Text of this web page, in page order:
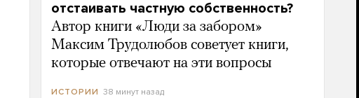
отстаивать частную собственность?
Автор книги «Люди за забором»
Максим Трудолюбов советует книги,
которые отвечают на эти вопросы
ИСТОРИИ 38 минут назад